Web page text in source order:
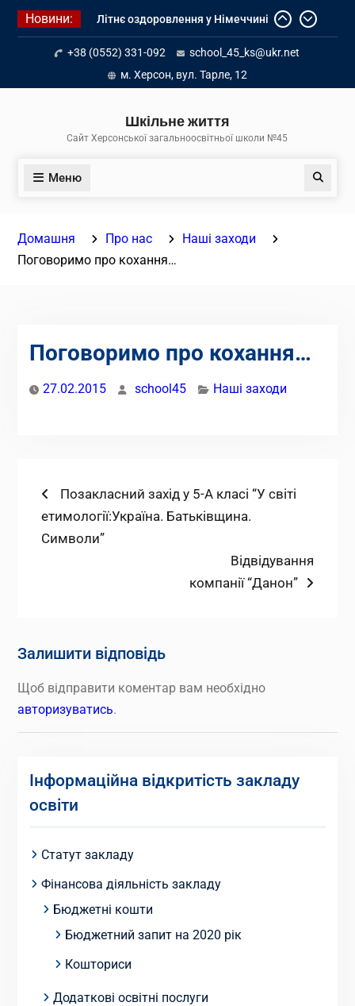
Перейти
Новини:
Літнє оздоровлення у Німеччині
Діалог з бізнесом
Інформація про вступ молоді з
тимчасово окупованих територій
до українських закладів освіти
+38 (0552) 331-092
school_45_ks@ukr.net
м. Херсон, вул. Тарле, 12
Шкільне життя
Сайт Херсонської загальноосвітньої школи №45
Меню Пошук
Домашня Про нас
Наші заходи
Поговоримо про кохання…
Поговоримо про кохання…
27.02.2015 school45 Наші заходи
Навігація
записів
Попередній
запис:
Позакласний захід у 5-А класі “У світі
етимології:Україна. Батьківщина.
Символи”
Наступний
запис:
Відвідування
компанії “Данон”
Залишити відповідь
Щоб відправити коментар вам необхідно
авторизуватись.
Інформаційна відкритість закладу
освіти
Статут закладу
Фінансова діяльність закладу
Бюджетні кошти
Бюджетний запит на 2020 рік
Кошториси
Додаткові освітні послуги